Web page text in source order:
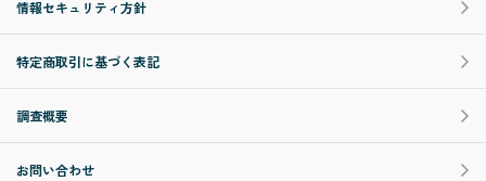
情報セキュリティ方針
特定商取引に基づく表記
調査概要
お問い合わせ